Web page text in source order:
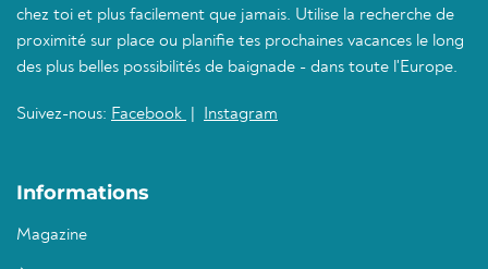
chez toi et plus facilement que jamais. Utilise la recherche de
proximité sur place ou planifie tes prochaines vacances le long
des plus belles possibilités de baignade - dans toute l'Europe.
Suivez-nous: Facebook Instagram
Informations
Magazine